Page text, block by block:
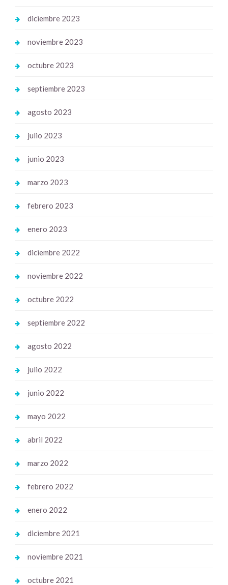
diciembre 2023
noviembre 2023
octubre 2023
septiembre 2023
agosto 2023
julio 2023
junio 2023
marzo 2023
febrero 2023
enero 2023
diciembre 2022
noviembre 2022
octubre 2022
septiembre 2022
agosto 2022
julio 2022
junio 2022
mayo 2022
abril 2022
marzo 2022
febrero 2022
enero 2022
diciembre 2021
noviembre 2021
octubre 2021